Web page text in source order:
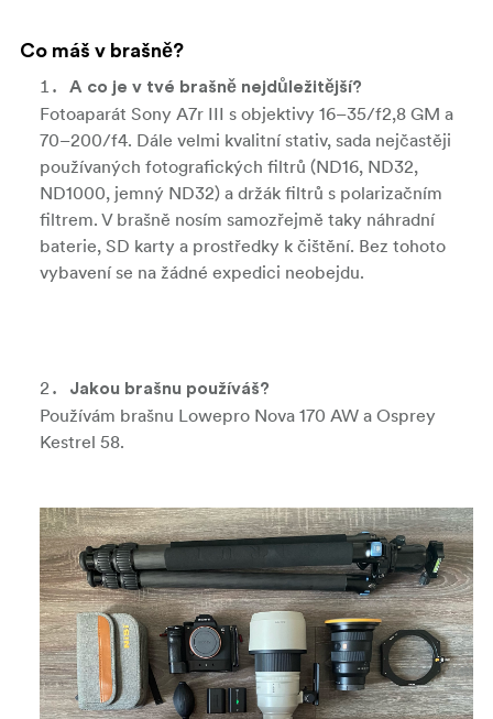
Co máš v brašně?
A co je v tvé brašně nejdůležitější?
Fotoaparát Sony A7r III s objektivy 16–35/f2,8 GM a
70–200/f4. Dále velmi kvalitní stativ, sada nejčastěji
používaných fotografických filtrů (ND16, ND32,
ND1000, jemný ND32) a držák filtrů s polarizačním
filtrem. V brašně nosím samozřejmě taky náhradní
baterie, SD karty a prostředky k čištění. Bez tohoto
vybavení se na žádné expedici neobejdu.
Jakou brašnu používáš?
Používám brašnu Lowepro Nova 170 AW a Osprey
Kestrel 58.